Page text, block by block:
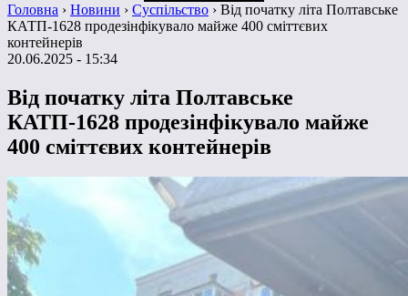
Головна › Новини › Суспільство › Від початку літа Полтавське
КАТП-1628 продезінфікувало майже 400 сміттєвих
контейнерів
20.06.2025 - 15:34
Від початку літа Полтавське
КАТП-1628 продезінфікувало майже
400 сміттєвих контейнерів